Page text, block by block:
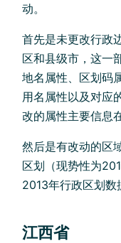
动。
首先是未更改行政
区和县级市，这一
地名属性、区划码
用名属性以及对应
改的属性主要信息
然后是有改动的区
区划（现势性为
2013年行政区划数
江西省